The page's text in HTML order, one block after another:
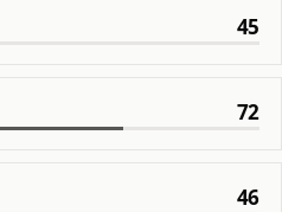
45
72
46